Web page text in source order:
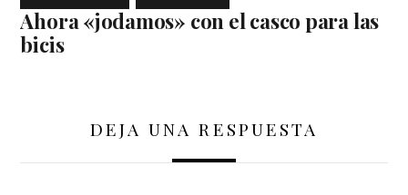
Ahora «jodamos» con el casco para las
bicis
DEJA UNA RESPUESTA